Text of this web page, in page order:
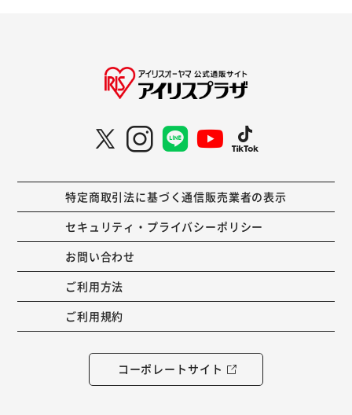
特定商取引法に基づく通信販売業者の表示
セキュリティ・プライバシーポリシー
お問い合わせ
ご利用方法
ご利用規約
コーポレートサイト